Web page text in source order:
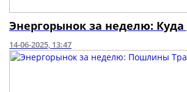
Энергорынок за неделю:
14-06-2025, 13:47